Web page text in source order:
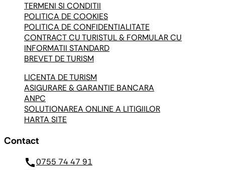
TERMENI SI CONDITII
POLITICA DE COOKIES
POLITICA DE CONFIDENTIALITATE
CONTRACT CU TURISTUL & FORMULAR CU
INFORMATII STANDARD
BREVET DE TURISM
LICENTA DE TURISM
ASIGURARE & GARANTIE BANCARA
ANPC
SOLUTIONAREA ONLINE A LITIGIILOR
HARTA SITE
Contact
call0755 74 47 91